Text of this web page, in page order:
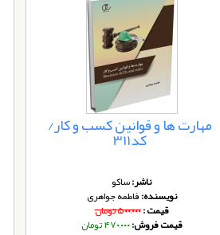
مهارت ها و قوانین کسب و کار/
کد311
ناشر:ساکو
نویسنده:فاطمه جواهری
قیمت :۵۰۰,۰۰۰ تومان
قیمت فروش:۴۷۰,۰۰۰ تومان